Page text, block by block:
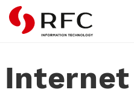
RFC